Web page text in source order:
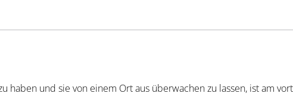
haben und sie von einem Ort aus überwachen zu lassen, ist am